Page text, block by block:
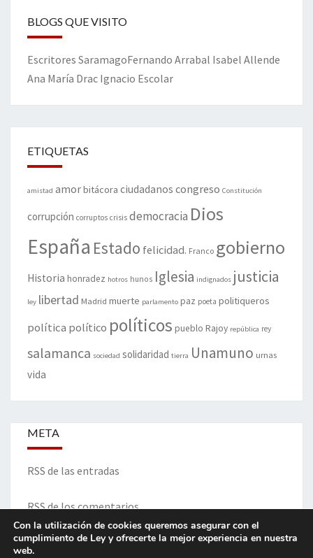
BLOGS QUE VISITO
Escritores SaramagoFernando Arrabal Isabel Allende
Ana María Drac Ignacio Escolar
ETIQUETAS
amistad amorbitácora ciudadanos congreso Constitución
corrupción corruptos crisis democracia Dios
España Estado felicidad. Franco gobierno
Historia honradez hotros hunos Iglesia indignados justicia
ley libertad Madrid muerte parlamento paz poeta politiqueros
política político políticos pueblo Rajoy república rey
salamanca sociedad solidaridad tierra Unamuno urnas
vida
META
RSS de las entradas
RSS de los comentarios
Con la utilización de cookies queremos asegurar con el
cumplimiento de Ley y ofrecerte la mejor experiencia en nuestra
web.